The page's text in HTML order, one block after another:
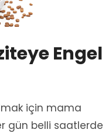
Engel
için mama
gün belli saatlerde